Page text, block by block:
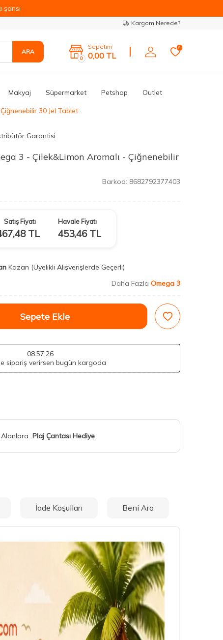
Kargom Nerede?
ARA
0
Sepetim
0,00 TL
0
Makyaj Süpermarket Petshop Outlet
30 Jel Tablet
Garantisi
3 - Çilek&Limon Aromalı - Çiğnenebilir
Barkod: 8682792377403
Satış Fiyatı
TL
Havale Fiyatı
453,46TL
Kazan (Üyelikli Alışverişlerde Geçerli)
Daha Fazla Omega 3
Sepete Ekle
08:57:24
sipariş verirsen bugün kargoda
Plaj Çantası Hediye
İade Koşulları Beni Ara